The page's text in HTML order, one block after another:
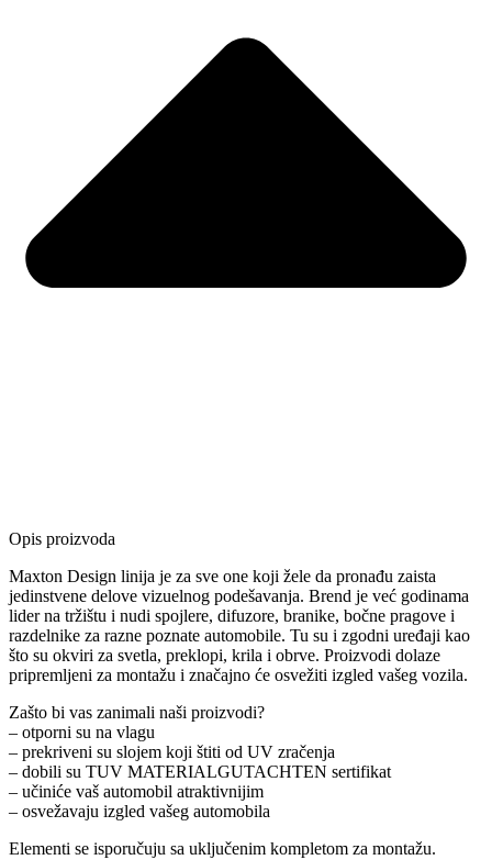
Opis proizvoda
Maxton Design linija je za sve one koji žele da pronađu zaista
jedinstvene delove vizuelnog podešavanja. Brend je već godinama
lider na tržištu i nudi spojlere, difuzore, branike, bočne pragove i
razdelnike za razne poznate automobile. Tu su i zgodni uređaji kao
što su okviri za svetla, preklopi, krila i obrve. Proizvodi dolaze
pripremljeni za montažu i značajno će osvežiti izgled vašeg vozila.
Zašto bi vas zanimali naši proizvodi?
– otporni su na vlagu
– prekriveni su slojem koji štiti od UV zračenja
– dobili su TUV MATERIALGUTACHTEN sertifikat
– učiniće vaš automobil atraktivnijim
– osvežavaju izgled vašeg automobila
Elementi se isporučuju sa uključenim kompletom za montažu.